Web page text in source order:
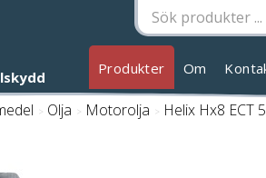
Produkter Om
/ Olja / Motorolja / Helix Hx8 ECT